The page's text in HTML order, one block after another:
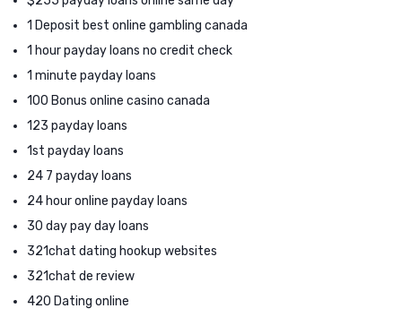
1 Deposit best online gambling canada
1 hour payday loans no credit check
1 minute payday loans
100 Bonus online casino canada
123 payday loans
1st payday loans
24 7 payday loans
24 hour online payday loans
30 day pay day loans
321chat dating hookup websites
321chat de review
420 Dating online